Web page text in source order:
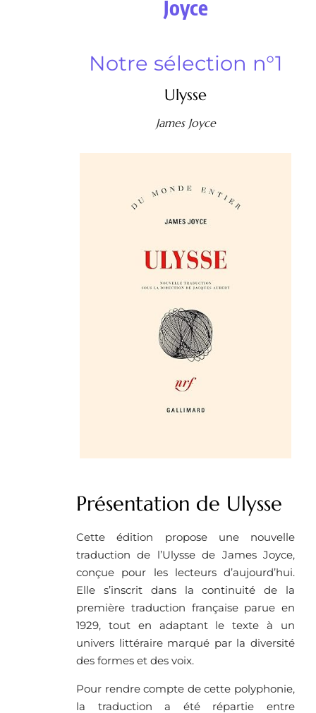
Joyce
Notre sélection n°1
Ulysse
James Joyce
Présentation de Ulysse
Cette édition propose une nouvelle
traduction de l’Ulysse de James Joyce,
conçue pour les lecteurs d’aujourd’hui.
Elle s’inscrit dans la continuité de la
première traduction française parue en
1929, tout en adaptant le texte à un
univers littéraire marqué par la diversité
des formes et des voix.
Pour rendre compte de cette polyphonie,
la traduction a été répartie entre